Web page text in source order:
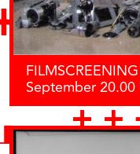
September 20.00